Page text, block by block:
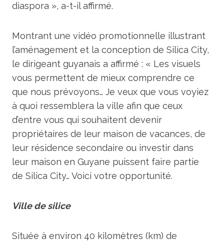
diaspora », a-t-il affirmé.
Montrant une vidéo promotionnelle illustrant
l’aménagement et la conception de Silica City,
le dirigeant guyanais a affirmé : « Les visuels
vous permettent de mieux comprendre ce
que nous prévoyons… Je veux que vous voyiez
à quoi ressemblera la ville afin que ceux
d’entre vous qui souhaitent devenir
propriétaires de leur maison de vacances, de
leur résidence secondaire ou investir dans
leur maison en Guyane puissent faire partie
de Silica City… Voici votre opportunité.
Ville de silice
Située à environ 40 kilomètres (km) de